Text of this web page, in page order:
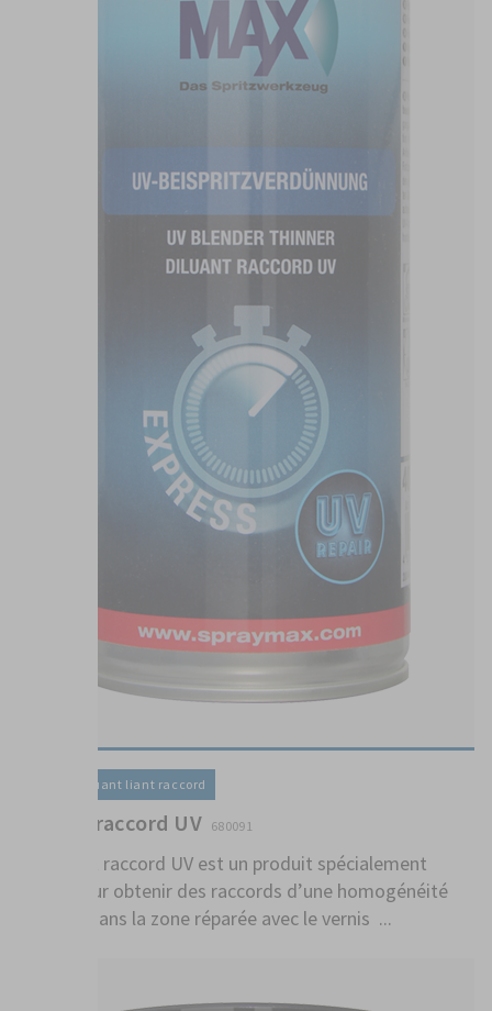
Vernis / Diluant liant raccord
Diluant raccord UV 680091
Le diluant raccord UV est un produit spécialement
conçu pour obtenir des raccords d’une homogénéité
parfaite dans la zone réparée avec le vernis ...